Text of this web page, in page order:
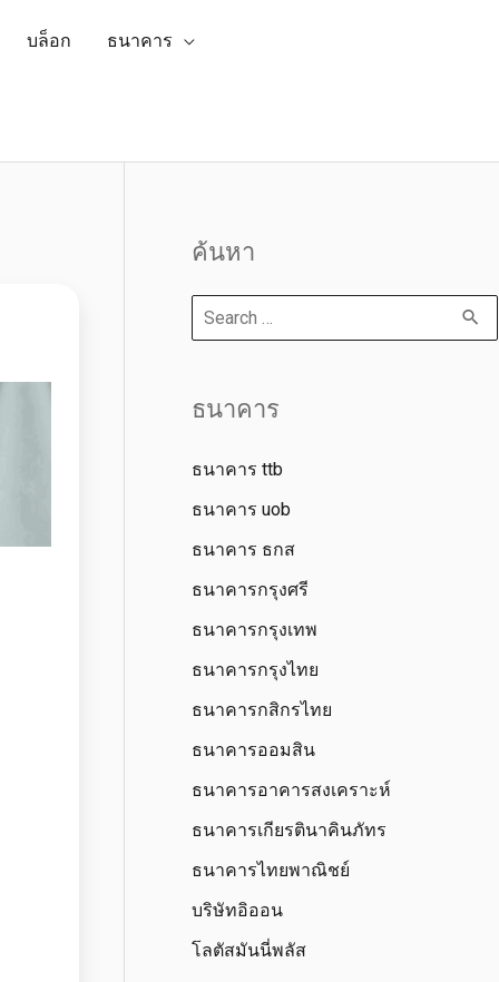
บล็อก ธนาคาร
ค้นหา
ธนาคาร
ธนาคาร ttb
ธนาคาร uob
ธนาคาร ธกส
ธนาคารกรุงศรี
ธนาคารกรุงเทพ
ธนาคารกรุงไทย
ธนาคารกสิกรไทย
ธนาคารออมสิน
ธนาคารอาคารสงเคราะห์
ธนาคารเกียรตินาคินภัทร
ธนาคารไทยพาณิชย์
บริษัทอิออน
โลตัสมันนี่พลัส